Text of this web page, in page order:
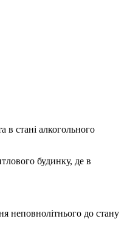
в стані алкогольного
будинку, де в
неповнолітнього до стану